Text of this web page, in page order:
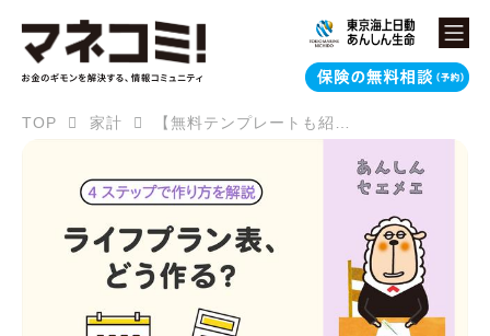
TOP 家計 【無料テンプレートも紹介】ライフプラン表の作り方を解説